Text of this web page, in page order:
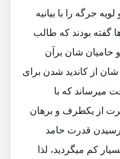
و لویه جرگه را با بیانیه
گفته بودند که طالب
و حامیان شان برآن
شان از کاندید شدن برای
میرساند که با
از یکطرف و برهان
رسیدن قدرت حامد
کم میگردید، لذا